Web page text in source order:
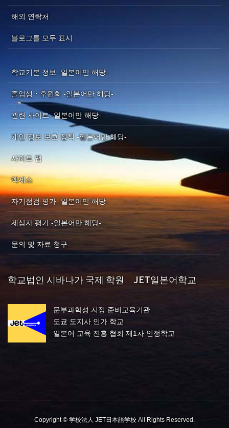
해외 연락처
블로그를 모두 표시
학교기본 정보 -일본어만 해당-
졸업생・후원회 -일본어만 해당-
관련 사이트 -일본어만 해당-
개인 정보 보호 정책 -일본어만 해당-
사이트 맵
액세스
자기점검 평가 -일본어만 해당-
제삼자 평가 -일본어만 해당-
문의 및 자료 청구
학교법인 시바나가 국제 학원 JET일본어학교
문부과학성 지정 준비교육기관
도쿄 도지사 인가 학교
일본어 교육 진흥 협회 제1차 인정학교
Copyright © 学校法人 JET日本語学校 All Rights Reserved.